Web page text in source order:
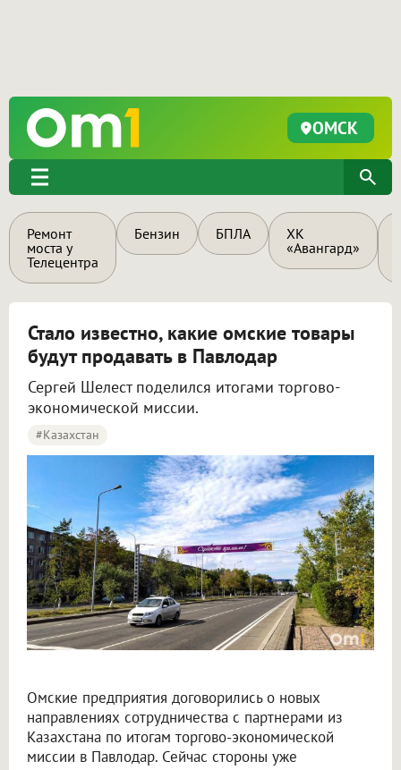
ОМСК
Ремонт
моста у
Телецентра
Бензин БПЛА
ХК
«Авангард»
Стало известно, какие омские товары
будут продавать в Павлодар
Сергей Шелест поделился итогами торгово-
экономической миссии.
#Казахстан
Омские предприятия договорились о новых
направлениях сотрудничества с партнерами из
Казахстана по итогам торгово-экономической
миссии в Павлодар. Сейчас стороны уже